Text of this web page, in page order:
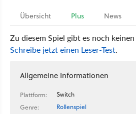
Übersicht Plus News
Zu diesem Spiel gibt es noch keinen
Schreibe jetzt einen Leser-Test.
Allgemeine Informationen
Plattform:
Switch
Genre:
Rollenspiel